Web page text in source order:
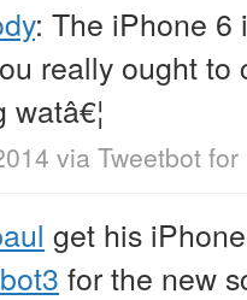
: The iPhone 6
really ought to
via Tweetbot for
get his
for the new